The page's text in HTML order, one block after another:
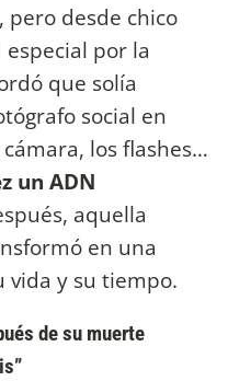
desde chico
por la
que solía
social en
los flashes…
un ADN
aquella
en una
vida y su tiempo.
de su muerte